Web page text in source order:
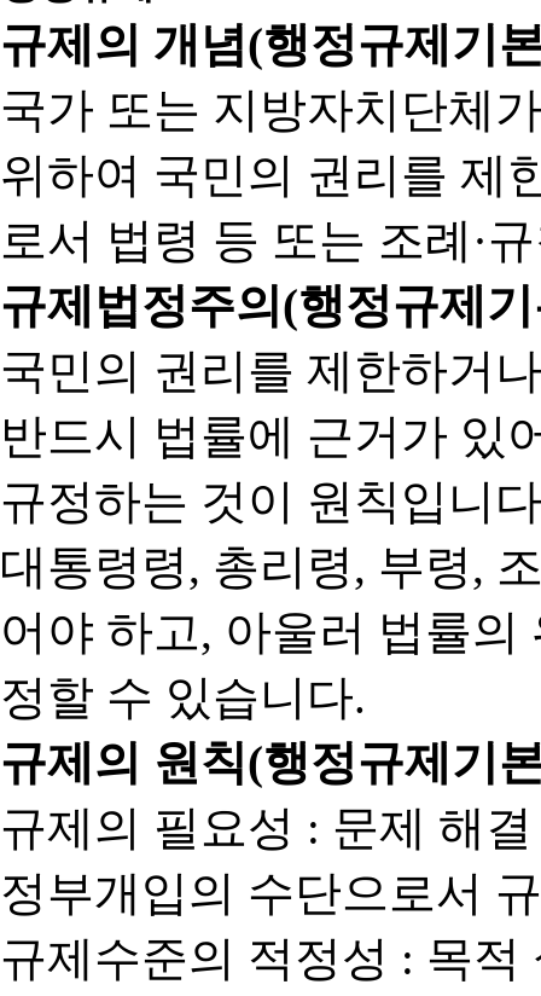
규제의 개념(행정규제기
국가 또는 지방자치단체
위하여 국민의 권리를 제
로서 법령 등 또는 조례·
규제법정주의(행정규제
국민의 권리를 제한하거
반드시 법률에 근거가 있
규정하는 것이 원칙입니
대통령령, 총리령, 부령,
어야 하고, 아울러 법률
정할 수 있습니다.
규제의 원칙(행정규제기
규제의 필요성 : 문제 해
정부개입의 수단으로서
규제수준의 적정성 : 목